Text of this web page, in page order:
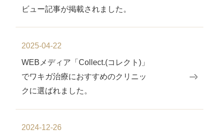
ビュー記事が掲載されました。
2025-04-22
WEBメディア「Collect.(コレクト)」
でワキガ治療におすすめのクリニッ
クに選ばれました。
2024-12-26